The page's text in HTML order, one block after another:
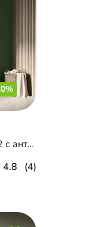
Распашной шкаф Монс-2 с антресолью
4.8 (4)